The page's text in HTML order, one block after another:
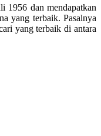
1956 dan mendapatkan
yang terbaik. Pasalnya
yang terbaik di antara